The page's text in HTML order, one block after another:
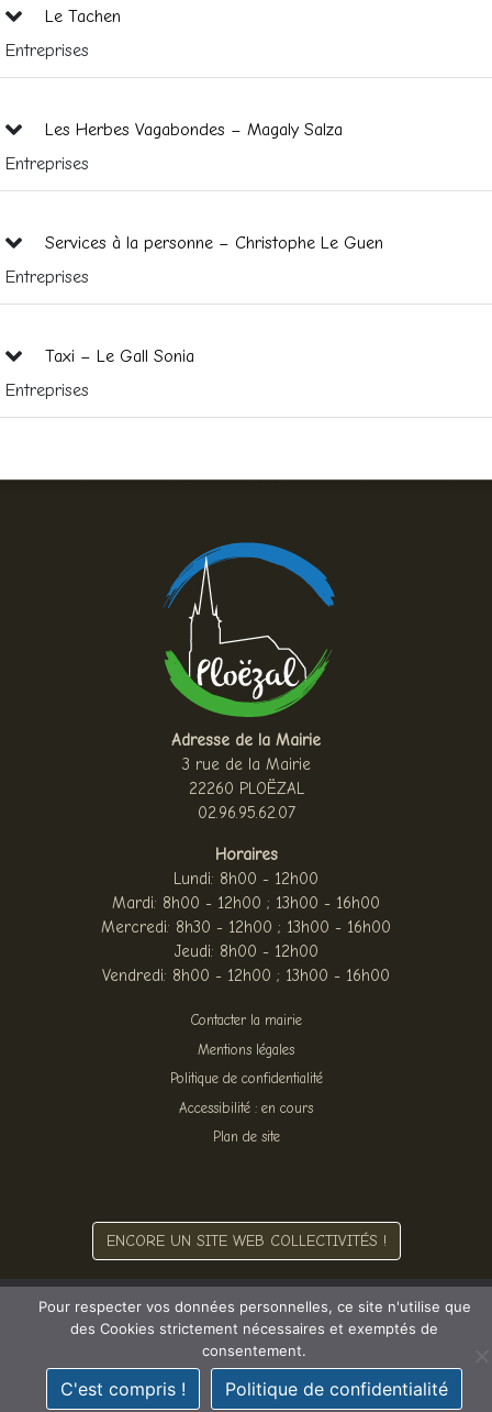
Le Tachen
Entreprises
Les Herbes Vagabondes – Magaly Salza
Entreprises
Services à la personne – Christophe Le Guen
Entreprises
Taxi – Le Gall Sonia
Entreprises
Adresse de la Mairie
3 rue de la Mairie
22260 PLOËZAL
02.96.95.62.07
Horaires
Lundi: 8h00 - 12h00
Mardi: 8h00 - 12h00 ; 13h00 - 16h00
Mercredi: 8h30 - 12h00 ; 13h00 - 16h00
Jeudi: 8h00 - 12h00
Vendredi: 8h00 - 12h00 ; 13h00 - 16h00
Contacter la mairie
Mentions légales
Politique de confidentialité
Accessibilité : en cours
Plan de site
ENCORE UN SITE WEB COLLECTIVITÉS !
Pour respecter vos données personnelles, ce site n'utilise que
des Cookies strictement nécessaires et exemptés de
consentement.
C'est compris ! Politique de confidentialité